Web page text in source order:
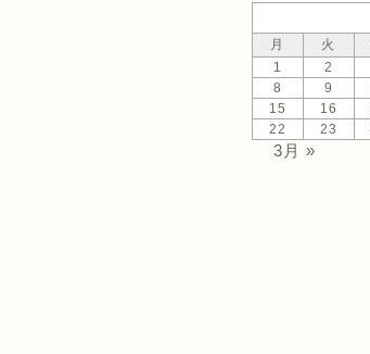
月
火
1
2
8
9
15
16
22
23
3月 »